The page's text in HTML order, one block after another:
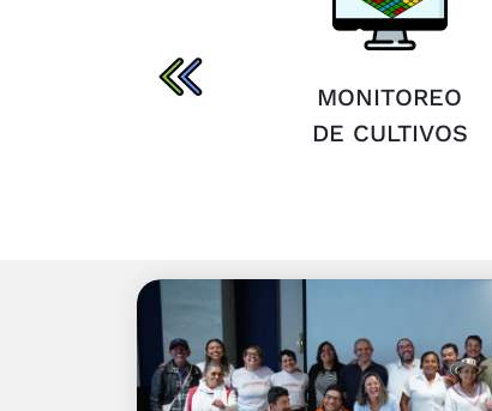
DISTRIBUCIÓN
MONITOREO
DE CULTIVOS